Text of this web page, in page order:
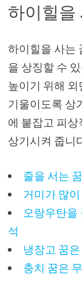
하이힐을
하이힐을 사는
을 상징할 수
높이기 위해
기울이도록 상
에 붙잡고 피
상기시켜 줍니
줄을 서는
거미가 많
오랑우탄을
석
냉장고 꿈
충치 꿈은